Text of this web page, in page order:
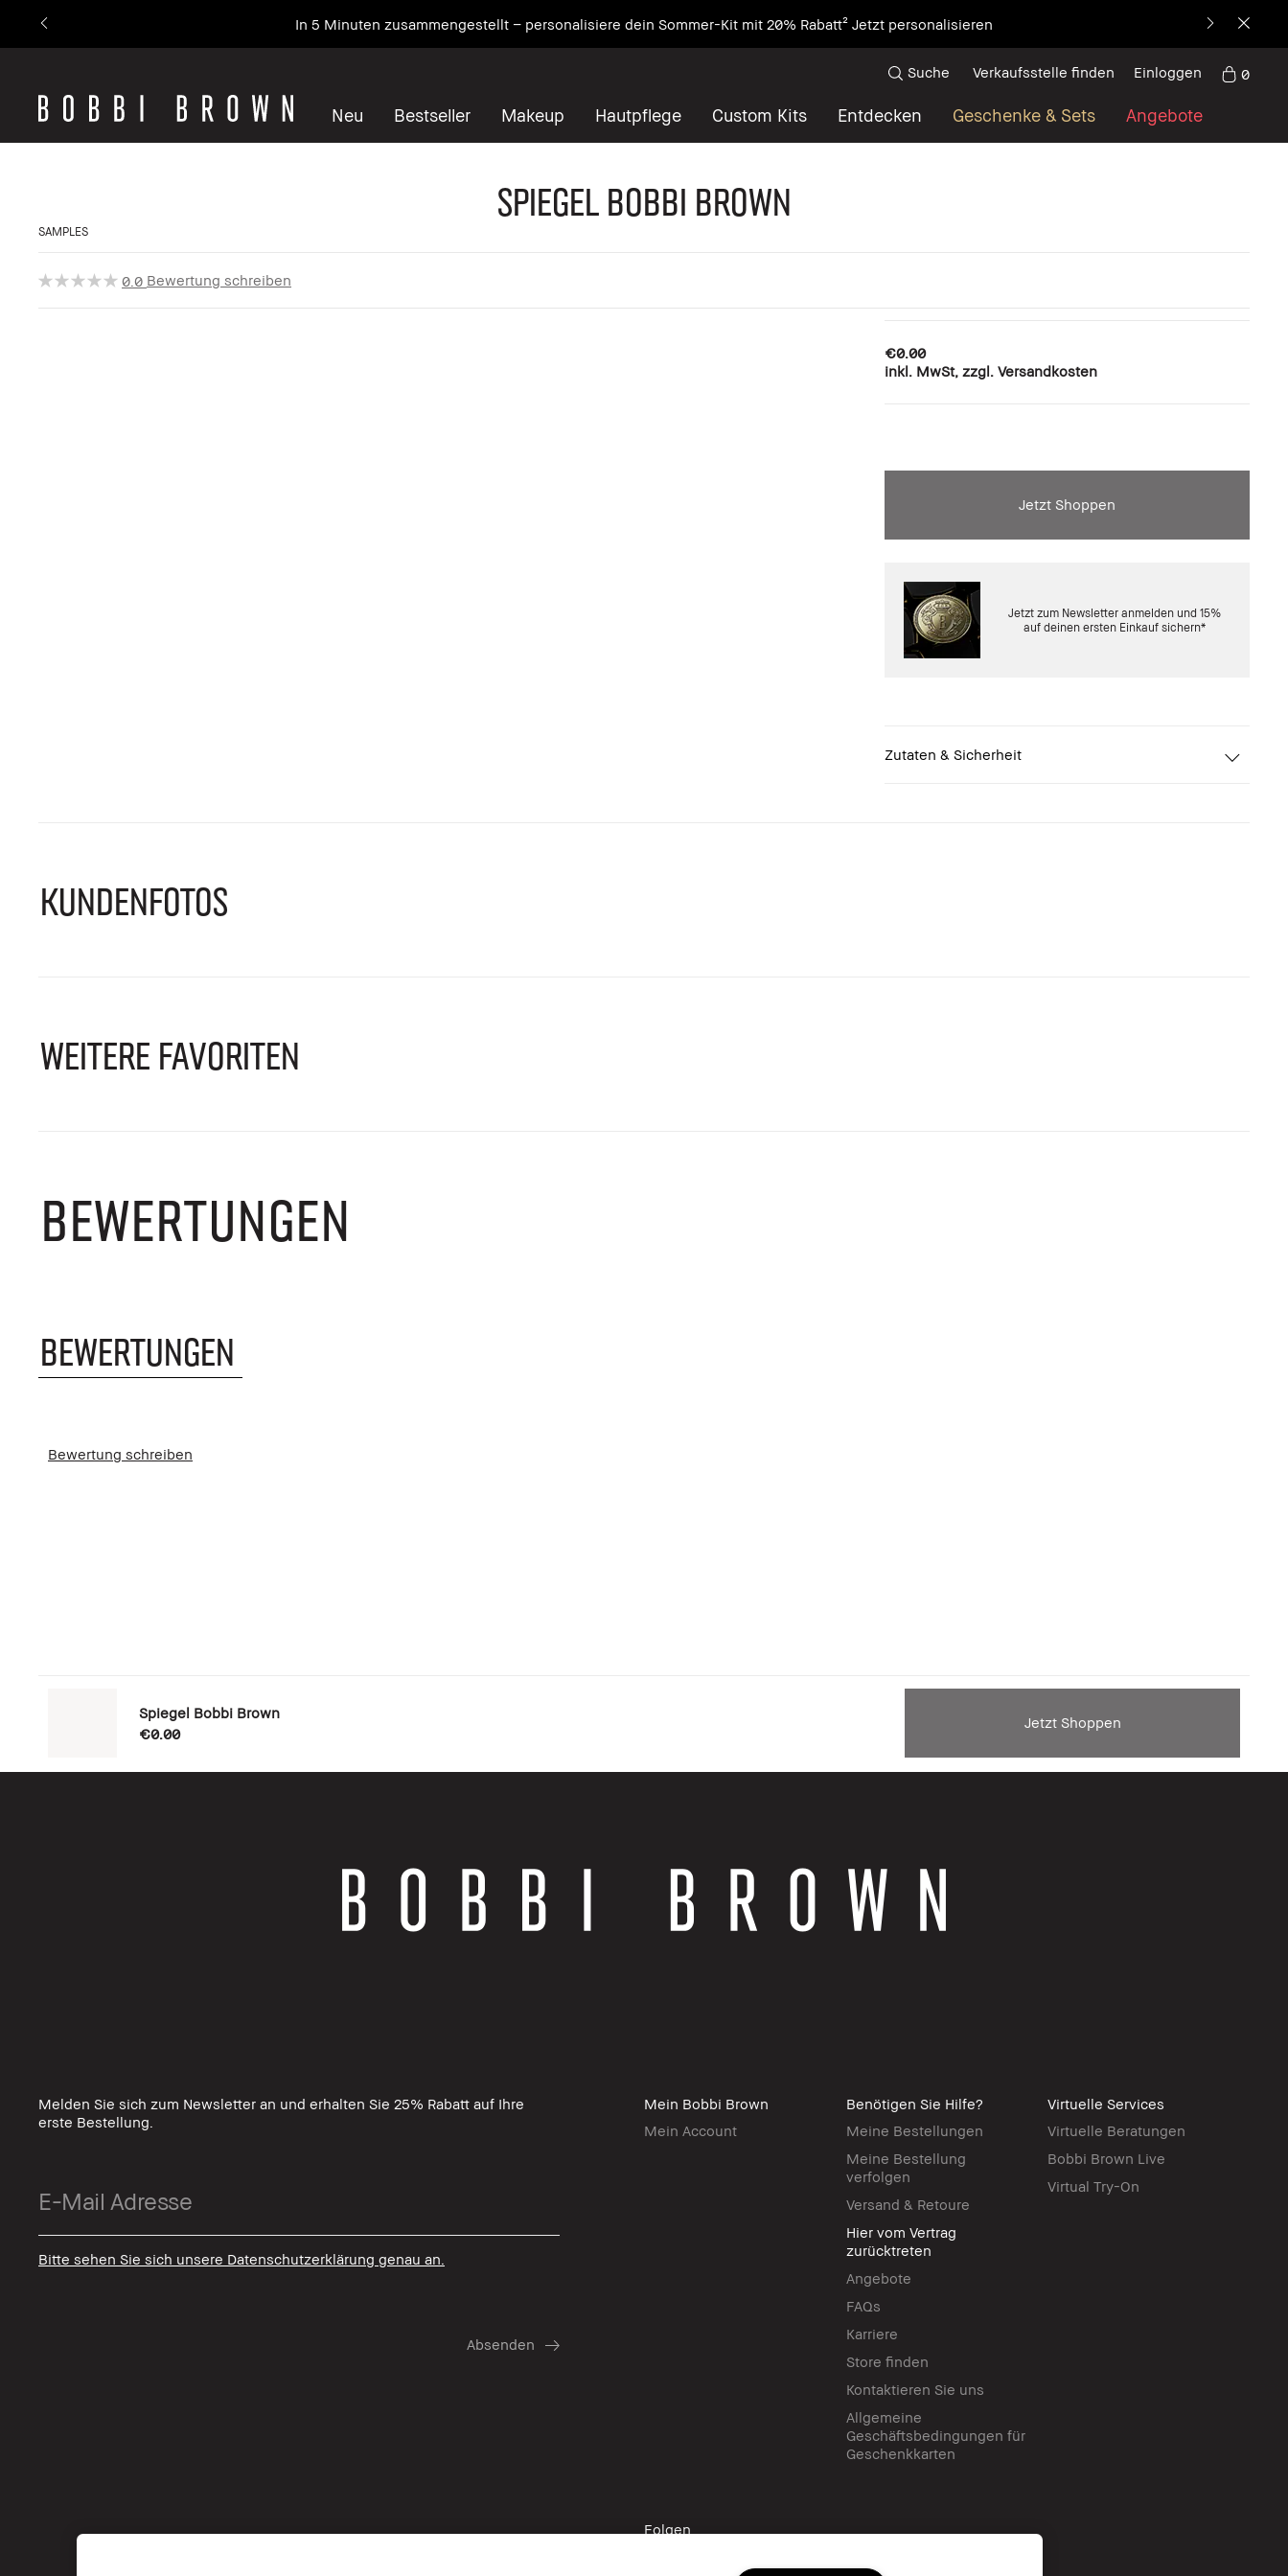
In 5 Minuten zusammengestellt – personalisiere dein Sommer-Kit mit 20% Rabatt² Jetzt personalisieren
Neu Bestseller Makeup Hautpflege Custom Kits Entdecken Geschenke & Sets Angebote
Suche Verkaufsstelle finden Einloggen 0
Spiegel Bobbi Brown
SAMPLES
0.0 Bewertung schreiben
€0.00
inkl. MwSt, zzgl. Versandkosten
Jetzt Shoppen
Jetzt zum Newsletter anmelden und 15%
auf deinen ersten Einkauf sichern*
Zutaten & Sicherheit
KUNDENFOTOS
WEITERE FAVORITEN
BEWERTUNGEN
BEWERTUNGEN
Bewertung schreiben
Spiegel Bobbi Brown
€0.00
Jetzt Shoppen
Melden Sie sich zum Newsletter an und erhalten Sie 25% Rabatt auf Ihre
erste Bestellung.
Bitte sehen Sie sich unsere Datenschutzerklärung genau an.
Mein Bobbi Brown
Mein Account
Benötigen Sie Hilfe?
Meine Bestellungen
Meine Bestellung
verfolgen
Versand & Retoure
Hier vom Vertrag
zurücktreten
Angebote
FAQs
Karriere
Store finden
Kontaktieren Sie uns
Allgemeine
Geschäftsbedingungen für
Geschenkkarten
Virtuelle Services
Virtuelle Beratungen
Bobbi Brown Live
Virtual Try-On
Folgen